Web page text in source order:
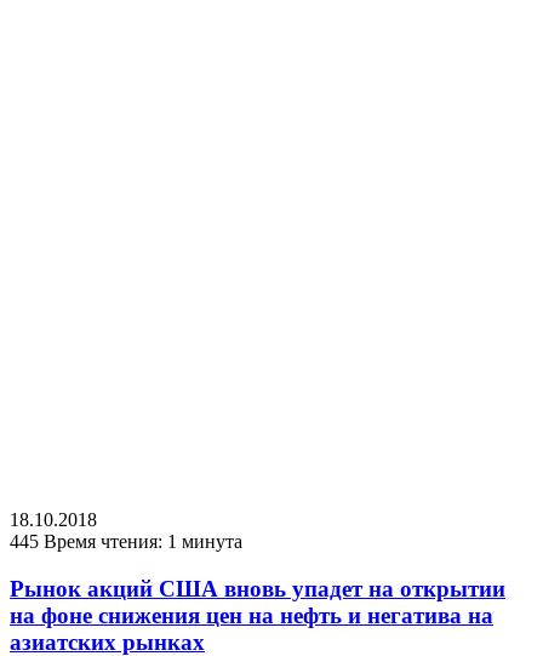
18.10.2018
445 Время чтения: 1 минута
Рынок акций США вновь упадет на открытии
на фоне снижения цен на нефть и негатива на
азиатских рынках